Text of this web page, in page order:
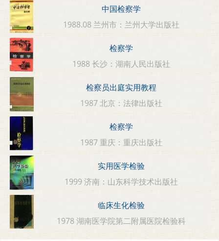
中国检察学
1988.08 兰州市：兰州大学出版社
检察学
1988 长沙：湖南人民出版社
检察员出庭实用教程
1987 北京：法律出版社
检察学
1987 重庆：重庆出版社
实用医学检验
1999 济南：山东科学技术出版社
临床生化检验
1978 湖南医学院第二附属医院检验科